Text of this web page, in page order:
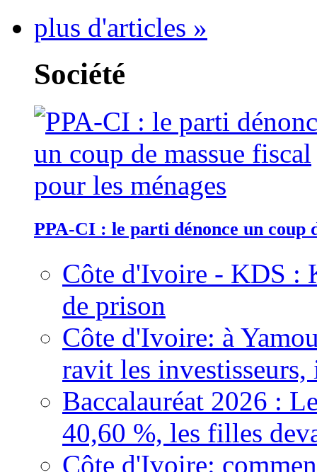
plus d'articles »
Société
PPA-CI : le parti dénonce un coup
Côte d'Ivoire - KDS :
de prison
Côte d'Ivoire: à
ravit les
Baccalauréat 2026 :
40,60 %, les filles
Côte d'Ivoire: